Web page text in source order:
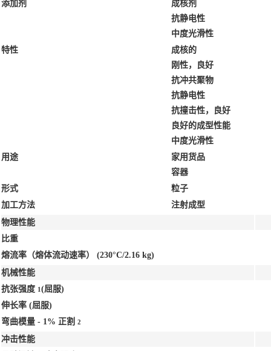
添加剂
成核剂
抗静电性
中度光滑性
特性
成核的
刚性，良好
抗冲共聚物
抗静电性
抗撞击性，良好
良好的成型性能
中度光滑性
用途
家用货品
容器
形式
粒子
加工方法
注射成型
物理性能
比重
熔流率（熔体流动速率） (230°C/2.16 kg)
机械性能
抗张强度 1 (屈服)
伸长率 (屈服)
弯曲模量 - 1% 正割
2
冲击性能